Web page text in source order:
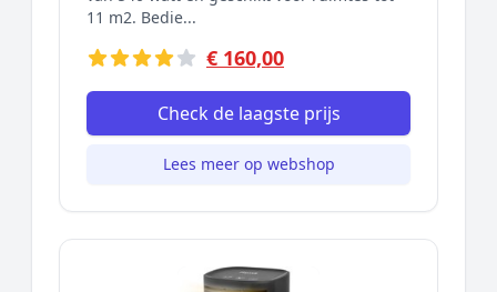
11 m2. Bedie...
€ 160,00
Check de laagste prijs
Lees meer op webshop